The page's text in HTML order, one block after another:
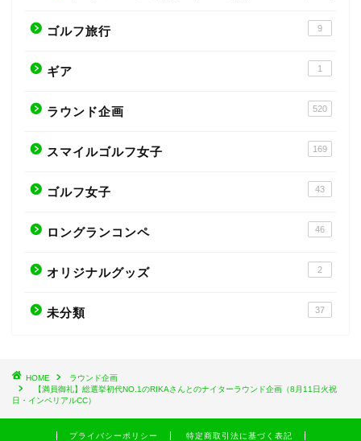
ゴルフ旅行 9
ギア 1
ラウンド企画 520
スマイルゴルフ女子 169
ゴルフ女子 43
ロングランコンペ 46
オリジナルグッズ 2
未分類 37
HOME
ラウンド企画
【満員御礼】総選挙初代NO.1のRIKAさんとのナイターラウンド企画（8月11日火祝
日・インペリアルCC）
プライバシーポリシー 特定商取引法に基づく表記